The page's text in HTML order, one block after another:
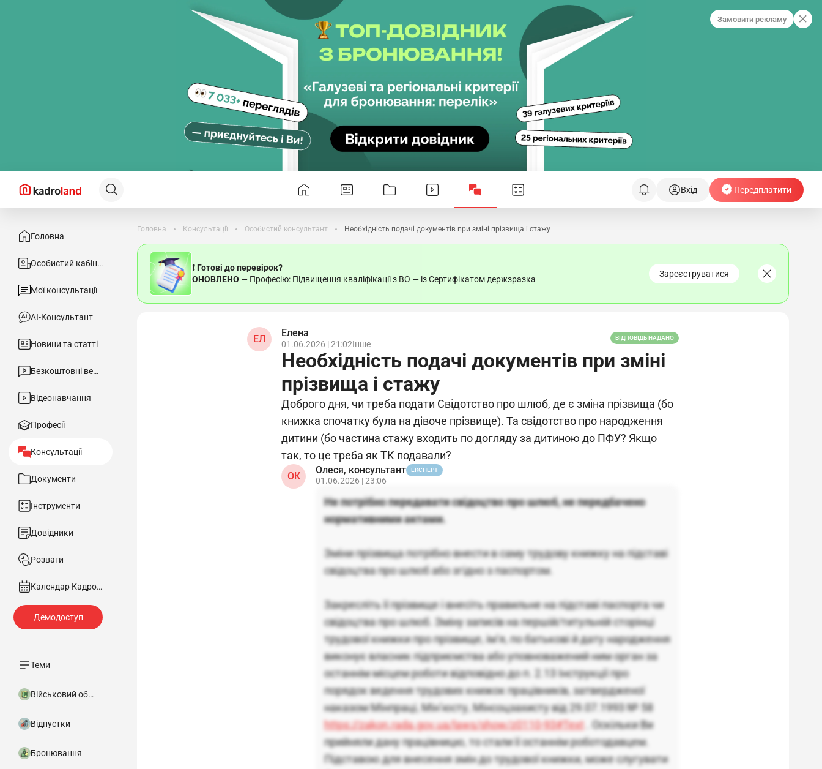
Замовити рекламу
Вхід Передплатити
Головна
Особистий кабінет
Мої консультації
АІ-Консультант
Новини та статті
Безкоштовні вебінари
Відеонавчання
Професії
Консультації
Документи
Інструменти
Довідники
Розваги
Календар Кадровика
Теми
Військовий облік
Відпустки
Бронювання
Головна Консультації Особистий консультант Необхідність подачі документів при зміні прізвища і стажу
❗ Готові до перевірок?
ОНОВЛЕНО — Професію: Підвищення кваліфікації з ВО — із Сертифікатом держзразка
Зареєструватися
ЕЛ
Елена
01.06.2026 | 21:02Інше
ВІДПОВІДЬ НАДАНО
Необхідність подачі документів при зміні
прізвища і стажу
Доброго дня, чи треба подати Свідотство про шлюб, де є зміна прізвища (бо
книжка спочатку була на дівоче прізвище). Та свідотство про народження
дитини (бо частина стажу входить по догляду за дитиною до ПФУ? Якщо
так, то це треба як ТК подавали?
ОК
Олеся, консультант ЕКСПЕРТ
01.06.2026 | 23:06
Не потрібно передавати свідоцтво про шлюб, не передбачено
нормативними актами.
Зміни прізвища потрібно внести в саму трудову книжку на підставі
свідоцтва про шлюб або згідно з паспортом.
Закресліть її прізвище і внесіть правильне на підставі паспорта чи
свідоцтва про шлюб. Зміну записів на першій/титульній сторінці
трудової книжки про прізвище, ім’я, по батькові й дату народження
виконує власник підприємства або уповноважений ним орган за
останнім місцем роботи відповідно до п. 2.13 Інструкції про
порядок ведення трудових книжок працівників, затвердженої
наказом Мінпраці, Мін’юсту, Мінсоцзахисту від 29.07.1993 № 58
https://zakon.rada.gov.ua/laws/show/z0110-93#Text . Оскільки Ви
прийняли дану працівницю, то стали її останнім роботодавцем.
Підставою для внесення змін до трудової книжки, може слугувати